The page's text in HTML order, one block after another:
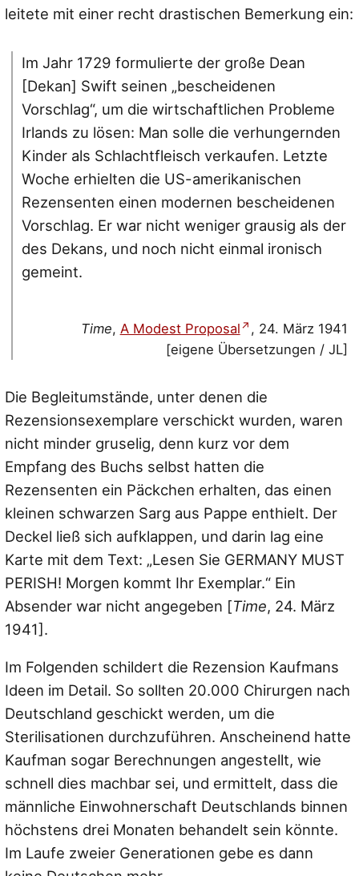
leitete mit einer recht drastischen Bemerkung ein:
Im Jahr 1729 formulierte der große Dean
[Dekan] Swift seinen „bescheidenen
Vorschlag“, um die wirtschaftlichen Probleme
Irlands zu lösen: Man solle die verhungernden
Kinder als Schlachtfleisch verkaufen. Letzte
Woche erhielten die US-amerikanischen
Rezensenten einen modernen bescheidenen
Vorschlag. Er war nicht weniger grausig als der
des Dekans, und noch nicht einmal ironisch
gemeint.
Time, A Modest Proposal
, 24. März 1941
[eigene Übersetzungen / JL]
Die Begleitumstände, unter denen die
Rezensionsexemplare verschickt wurden, waren
nicht minder gruselig, denn kurz vor dem
Empfang des Buchs selbst hatten die
Rezensenten ein Päckchen erhalten, das einen
kleinen schwarzen Sarg aus Pappe enthielt. Der
Deckel ließ sich aufklappen, und darin lag eine
Karte mit dem Text: „Lesen Sie GERMANY MUST
PERISH! Morgen kommt Ihr Exemplar.“ Ein
Absender war nicht angegeben [Time, 24. März
1941].
Im Folgenden schildert die Rezension Kaufmans
Ideen im Detail. So sollten 20.000 Chirurgen nach
Deutschland geschickt werden, um die
Sterilisationen durchzuführen. Anscheinend hatte
Kaufman sogar Berechnungen angestellt, wie
schnell dies machbar sei, und ermittelt, dass die
männliche Einwohnerschaft Deutschlands binnen
höchstens drei Monaten behandelt sein könnte.
Im Laufe zweier Generationen gebe es dann